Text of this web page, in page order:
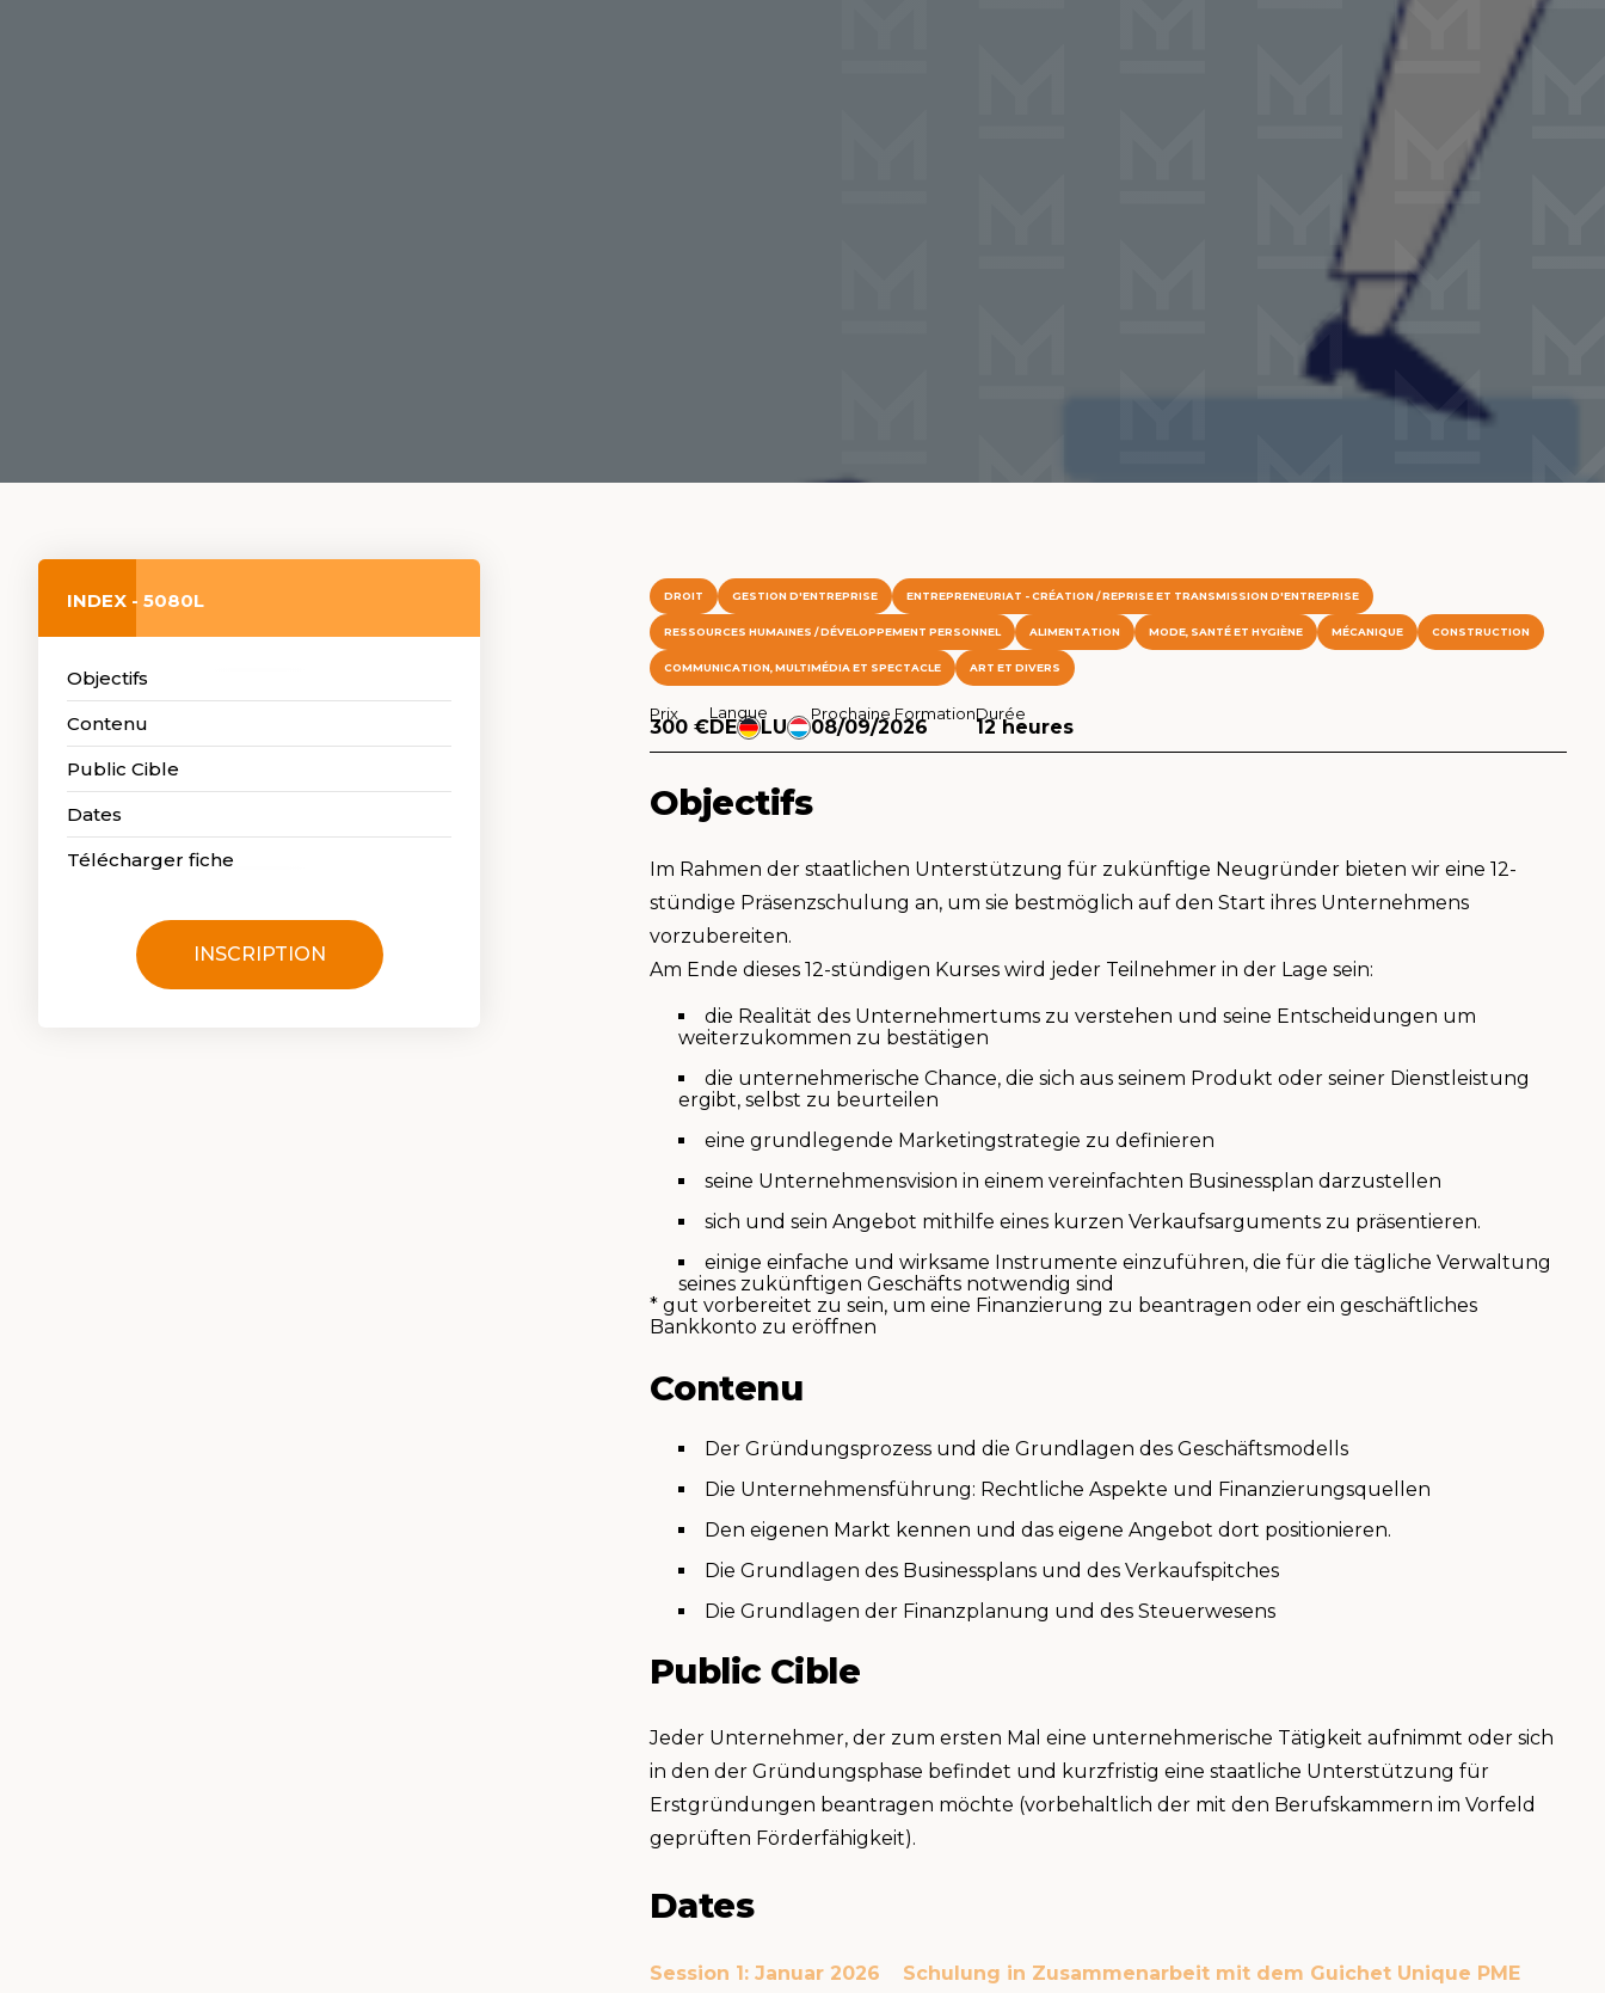
INDEX - 5080L
Objectifs
Contenu
Public Cible
Dates
Télécharger fiche
INSCRIPTION
DROIT GESTION D'ENTREPRISE ENTREPRENEURIAT - CRÉATION / REPRISE ET TRANSMISSION D'ENTREPRISE
RESSOURCES HUMAINES / DÉVELOPPEMENT PERSONNEL ALIMENTATION MODE, SANTÉ ET HYGIÈNE MÉCANIQUE CONSTRUCTION
COMMUNICATION, MULTIMÉDIA ET SPECTACLE ART ET DIVERS
Prix
300 €
Langue
DE LU
Prochaine Formation
08/09/2026
Durée
12 heures
Objectifs
Im Rahmen der staatlichen Unterstützung für zukünftige Neugründer bieten wir eine 12-
stündige Präsenzschulung an, um sie bestmöglich auf den Start ihres Unternehmens
vorzubereiten.
Am Ende dieses 12-stündigen Kurses wird jeder Teilnehmer in der Lage sein:
die Realität des Unternehmertums zu verstehen und seine Entscheidungen um
weiterzukommen zu bestätigen
die unternehmerische Chance, die sich aus seinem Produkt oder seiner Dienstleistung
ergibt, selbst zu beurteilen
eine grundlegende Marketingstrategie zu definieren
seine Unternehmensvision in einem vereinfachten Businessplan darzustellen
sich und sein Angebot mithilfe eines kurzen Verkaufsarguments zu präsentieren.
einige einfache und wirksame Instrumente einzuführen, die für die tägliche Verwaltung
seines zukünftigen Geschäfts notwendig sind
* gut vorbereitet zu sein, um eine Finanzierung zu beantragen oder ein geschäftliches
Bankkonto zu eröffnen
Contenu
Der Gründungsprozess und die Grundlagen des Geschäftsmodells
Die Unternehmensführung: Rechtliche Aspekte und Finanzierungsquellen
Den eigenen Markt kennen und das eigene Angebot dort positionieren.
Die Grundlagen des Businessplans und des Verkaufspitches
Die Grundlagen der Finanzplanung und des Steuerwesens
Public Cible
Jeder Unternehmer, der zum ersten Mal eine unternehmerische Tätigkeit aufnimmt oder sich
in den der Gründungsphase befindet und kurzfristig eine staatliche Unterstützung für
Erstgründungen beantragen möchte (vorbehaltlich der mit den Berufskammern im Vorfeld
geprüften Förderfähigkeit).
Dates
Session 1: Januar 2026
Schulung in Zusammenarbeit mit dem Guichet Unique PME